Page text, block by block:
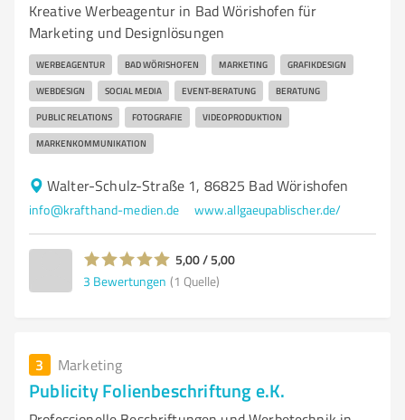
Kreative Werbeagentur in Bad Wörishofen für
Marketing und Designlösungen
WERBEAGENTUR BAD WÖRISHOFEN MARKETING GRAFIKDESIGN
WEBDESIGN SOCIAL MEDIA EVENT-BERATUNG BERATUNG
PUBLIC RELATIONS FOTOGRAFIE VIDEOPRODUKTION
MARKENKOMMUNIKATION
Walter-Schulz-Straße 1, 86825 Bad Wörishofen
info@krafthand-medien.de www.allgaeupablischer.de/
5,00 / 5,00
3 Bewertungen (1 Quelle)
3 Marketing
Publicity Folienbeschriftung e.K.